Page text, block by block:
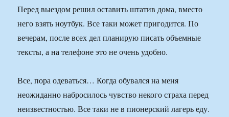
Перед выездом решил оставить штатив дома, вместо
него взять ноутбук. Все таки может пригодится. По
вечерам, после всех дел планирую писать объемные
тексты, а на телефоне это не очень удобно.
Все, пора одеваться… Когда обувался на меня
неожиданно набросилось чувство некого страха перед
неизвестностью. Все таки не в пионерский лагерь еду.